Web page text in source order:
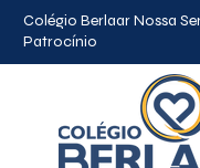
Colégio Berlaar Nossa
Patrocínio